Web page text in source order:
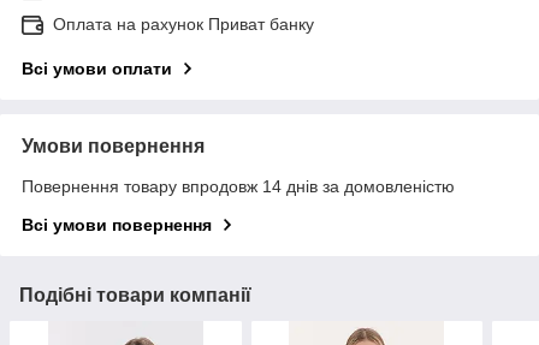
Оплата на рахунок Приват банку
Всі умови оплати
Умови повернення
Повернення товару впродовж 14 днів за домовленістю
Всі умови повернення
Подібні товари компанії